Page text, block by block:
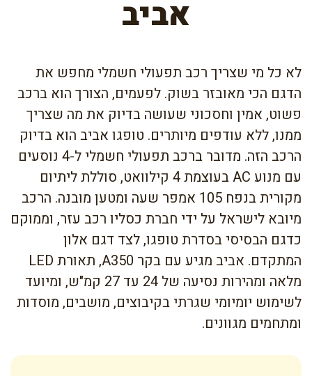
אביב
לא כל מי שצריך רכב תפעולי חשמלי מחפש את
הדגם הכי מאובזר בשוק. לפעמים, הצורך הוא ברכב
פשוט, אמין וחסכוני שעושה בדיוק את מה שצריך
ממנו, ללא עודפים מיותרים. טופגו אביב הוא בדיוק
הרכב הזה. מדובר ברכב תפעולי חשמלי ל-4 נוסעים
עם מנוע AC בעוצמת 4 קילוואט, סוללת ליתיום
מקורית בנפח 105 אמפר שעה ומטען מובנה. הרכב
מיובא לישראל על ידי חברת כסליו רכב עזר, וממוקם
כדגם הבסיסי בסדרת טופגו, לצד דגם אלון
המתקדם. אביב מגיע עם בקר A350, תאורת LED
מלאה ומהירות נסיעה של 24 עד 27 קמ"ש, ומיועד
לשימוש יומיומי שגרתי בקיבוצים, מושבים, מוסדות
ומתחמים מגוונים.